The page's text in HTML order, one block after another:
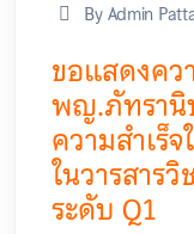
By Admin
ขอแสดงค
พญ.ภัทรานิ
ความสำเร็
ในวารสาร
ระดับ Q1